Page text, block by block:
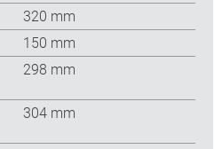
320 mm
150 mm
298 mm
304 mm